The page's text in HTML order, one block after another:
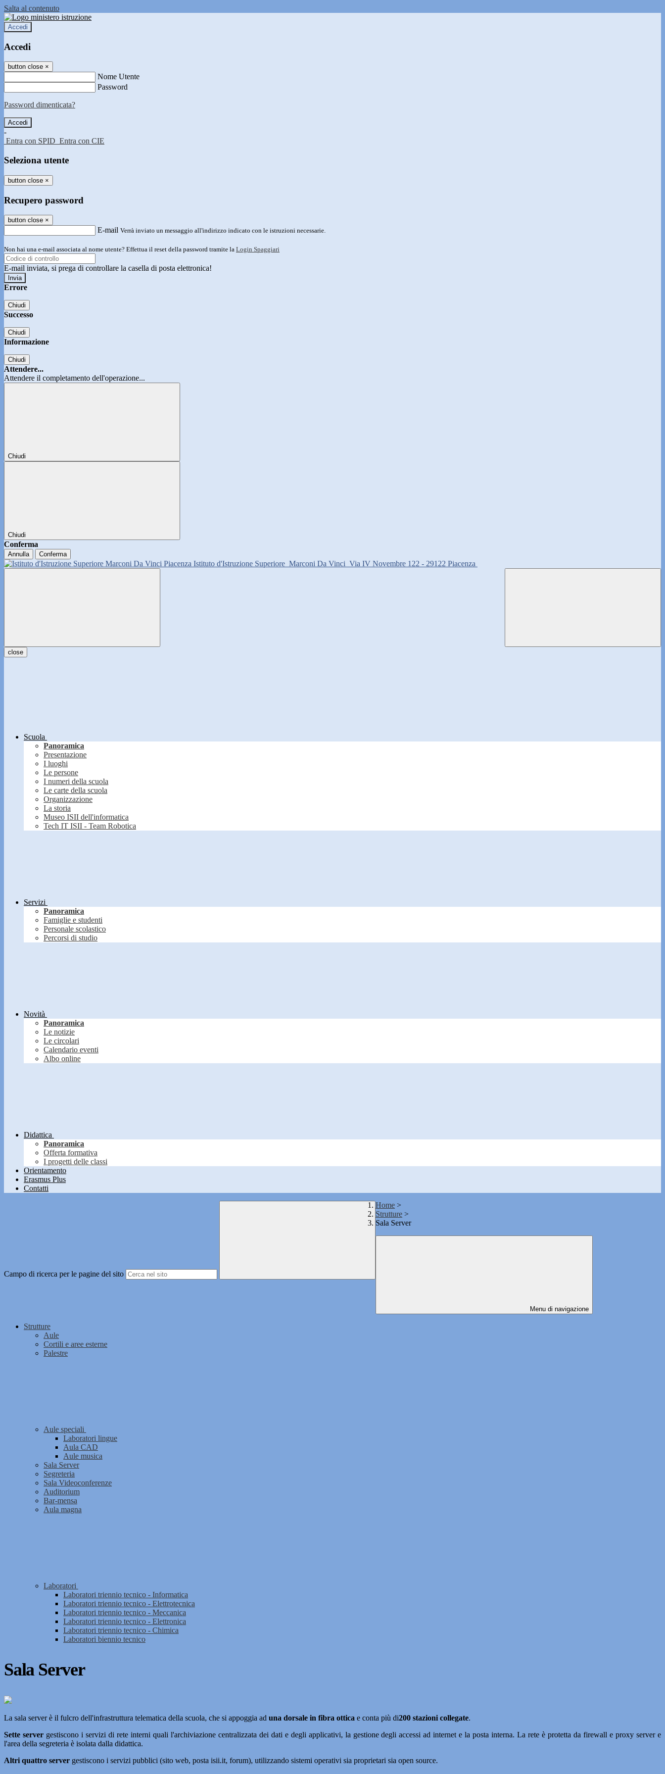
Salta al contenuto
Accedi
Accedi
button close ×
Nome Utente
Password
Password dimenticata?
-
Entra con SPID Entra con CIE
Seleziona utente
button close ×
Recupero password
button close ×
E-mail Verrà inviato un messaggio all'indirizzo indicato con le istruzioni necessarie.
Non hai una e-mail associata al nome utente? Effettua il reset della password tramite la Login Spaggiari
E-mail inviata, si prega di controllare la casella di posta elettronica!
Errore
Chiudi
Successo
Chiudi
Informazione
Chiudi
Attendere...
Attendere il completamento dell'operazione...
Chiudi
Chiudi
Conferma
Annulla Conferma
Istituto d'Istruzione Superiore Marconi Da Vinci Via IV Novembre 122 - 29122 Piacenza
close
Scuola
Panoramica
Presentazione
I luoghi
Le persone
I numeri della scuola
Le carte della scuola
Organizzazione
La storia
Museo ISII dell'informatica
Tech IT ISII - Team Robotica
Servizi
Panoramica
Famiglie e studenti
Personale scolastico
Percorsi di studio
Novità
Panoramica
Le notizie
Le circolari
Calendario eventi
Albo online
Didattica
Panoramica
Offerta formativa
I progetti delle classi
Orientamento
Erasmus Plus
Contatti
Campo di ricerca per le pagine del sito
Home >
Strutture >
Sala Server
Menu di navigazione
Strutture
Aule
Cortili e aree esterne
Palestre
Aule speciali
Laboratori lingue
Aula CAD
Aule musica
Sala Server
Segreteria
Sala Videoconferenze
Auditorium
Bar-mensa
Aula magna
Laboratori
Laboratori triennio tecnico - Informatica
Laboratori triennio tecnico - Elettrotecnica
Laboratori triennio tecnico - Meccanica
Laboratori triennio tecnico - Elettronica
Laboratori triennio tecnico - Chimica
Laboratori biennio tecnico
Sala Server
La sala server è il fulcro dell'infrastruttura telematica della scuola, che si appoggia ad una dorsale in fibra ottica e conta più di200 stazioni collegate.
Sette servergestiscono i servizi di rete interni quali l'archiviazione centralizzata dei dati e degli applicativi, la gestione degli accessi ad internet e la posta interna. La rete è protetta da firewall e proxy server e
l'area della segreteria è isolata dalla didattica.
Altri quattro server gestiscono i servizi pubblici (sito web, posta isii.it, forum), utilizzando sistemi operativi sia proprietari sia open source.